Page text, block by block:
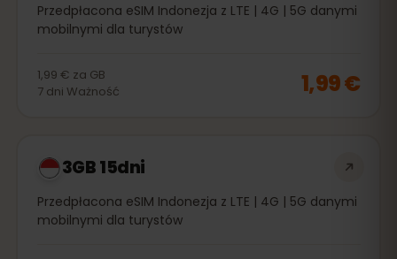
Przedpłacona eSIM Indonezja z LTE | 4G | 5G danymi
mobilnymi dla turystów
1,99 € za GB
7 dni Ważność 1,99 €
3GB 15dni
Przedpłacona eSIM Indonezja z LTE | 4G | 5G danymi
mobilnymi dla turystów